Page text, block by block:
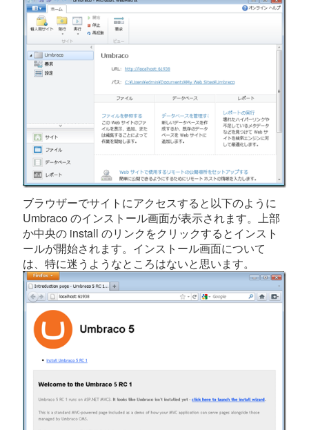
ブラウザーでサイトにアクセスすると以下のように
Umbraco のインストール画面が表示されます。上部
か中央の install のリンクをクリックするとインスト
ールが開始されます。インストール画面について
は、特に迷うようなところはないと思います。